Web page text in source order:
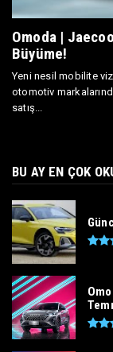
Omoda |
Büyüme!
Yeni nesil mobilite
otomotiv
satış...
BU AY EN ÇOK